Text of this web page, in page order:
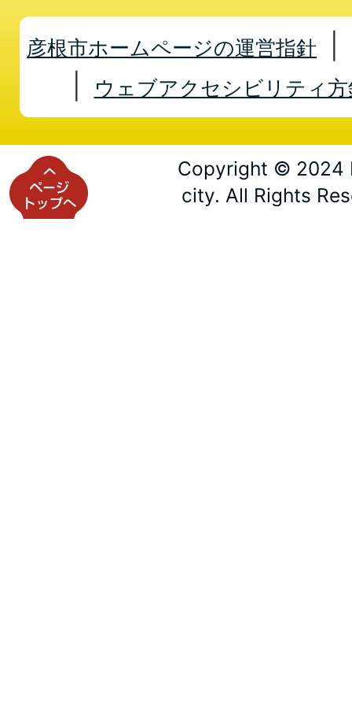
彦根市ホームページの運営指針
ウェブアクセシビリティ方
Copyright © 2024
city. All Rights